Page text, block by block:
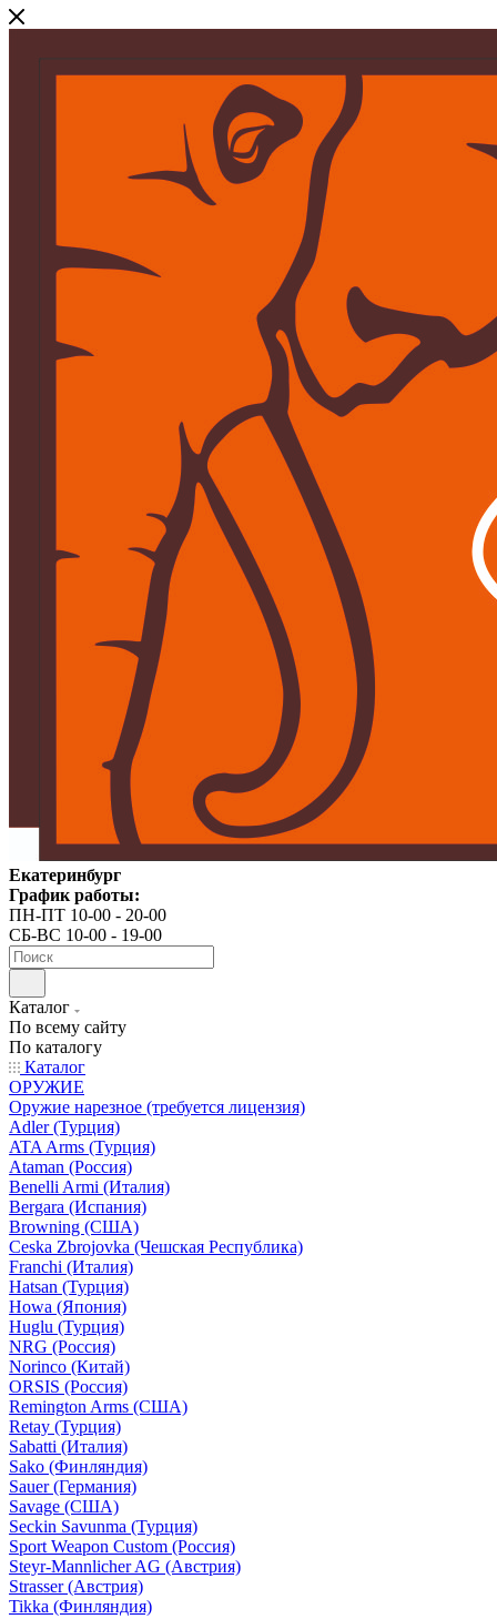
Екатеринбург
График работы:
ПН-ПТ 10-00 - 20-00
СБ-ВС 10-00 - 19-00
Каталог
По всему сайту
По каталогу
Каталог
ОРУЖИЕ
Оружие нарезное (требуется лицензия)
Adler (Турция)
ATA Arms (Турция)
Ataman (Россия)
Benelli Armi (Италия)
Bergara (Испания)
Browning (США)
Ceska Zbrojovka (Чешская Республика)
Franchi (Италия)
Hatsan (Турция)
Howa (Япония)
Huglu (Турция)
NRG (Россия)
Norinco (Китай)
ORSIS (Россия)
Remington Arms (США)
Retay (Турция)
Sabatti (Италия)
Sako (Финляндия)
Sauer (Германия)
Savage (США)
Seckin Savunma (Турция)
Sport Weapon Custom (Россия)
Steyr-Mannlicher AG (Австрия)
Strasser (Австрия)
Tikka (Финляндия)